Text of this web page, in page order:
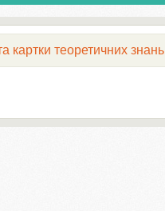
картки теоретичних знань